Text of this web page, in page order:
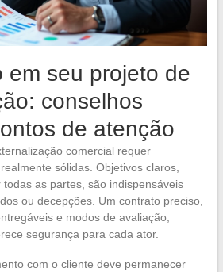
em seu projeto de
conselhos
de atenção
comercial requer
sólidas. Objetivos claros,
as partes, são indispensáveis
ou decepções. Um contrato preciso,
e modos de avaliação,
segurança para cada ator.
com o cliente deve permanecer